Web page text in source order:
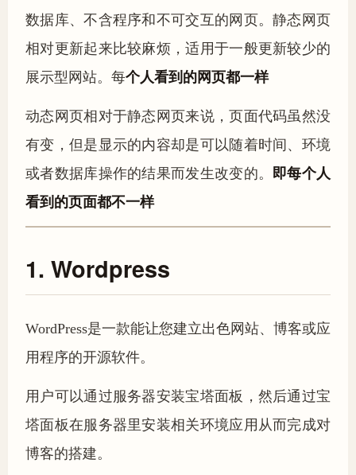
数据库、不含程序和不可交互的网页。静态网页
相对更新起来比较麻烦，适用于一般更新较少的
展示型网站。每个人看到的网页都一样
动态网页相对于静态网页来说，页面代码虽然没
有变，但是显示的内容却是可以随着时间、环境
或者数据库操作的结果而发生改变的。 即每个人
看到的页面都不一样
1. Wordpress
WordPress是一款能让您建立出色网站、博客或应
用程序的开源软件。
用户可以通过服务器安装宝塔面板，然后通过宝
塔面板在服务器里安装相关环境应用从而完成对
博客的搭建。